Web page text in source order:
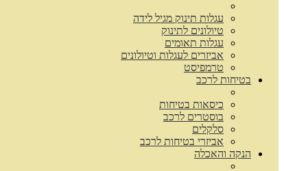
עגלות תינוק מגיל לידה
טיולונים לתינוק
עגלות תאומים
אביזרים לעגלות וטיולונים
טרמפיסט
בטיחות לרכב
כיסאות בטיחות
בוסטרים לרכב
סלקלים
אביזרי בטיחות לרכב
הנקה והאכלה